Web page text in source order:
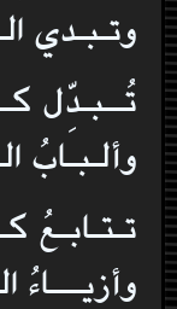
وتـبـدي
تُــبـدِّل
وألـبـابُ
تـتـابـعُ